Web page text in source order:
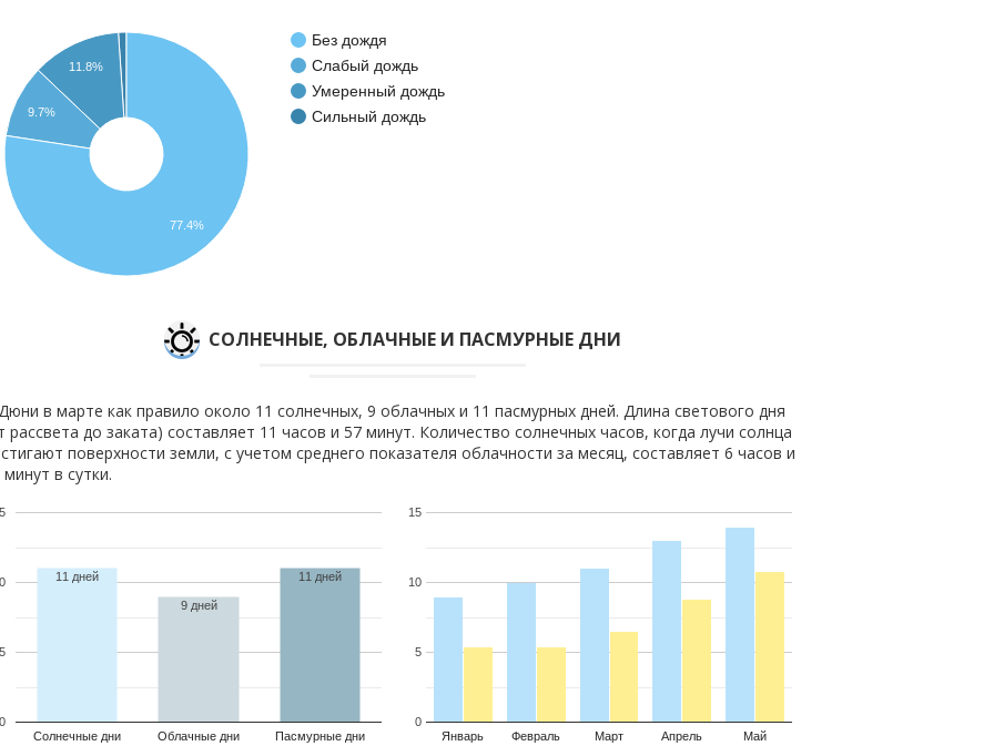
Без дождя
Слабый дождь
Умеренный дождь
Сильный дождь
11.8%
9.7%
77.4%
CОЛНЕЧНЫЕ, ОБЛАЧНЫЕ И ПАСМУРНЫЕ ДНИ
в марте как правило около 11 солнечных, 9 облачных и 11 пасмурных дней. Длина светового дня
рассвета до заката) составляет 11 часов и 57 минут. Количество солнечных часов, когда лучи солнца
поверхности земли, с учетом среднего показателя облачности за месяц, составляет 6 часов и
минут в сутки.
Солнечные дни Облачные дни Пасмурные дни
0
5
11 дней
9 дней
11 дней
Январь Февраль Март Апрель Май
0
5
10
15